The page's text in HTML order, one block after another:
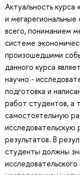
Актуальность курса
и
всего, пониманием
системе
произошедшими
данного курса
научно -
подготовка и
работ студентов, а
самостоятельную
результатов. В
студенты должны